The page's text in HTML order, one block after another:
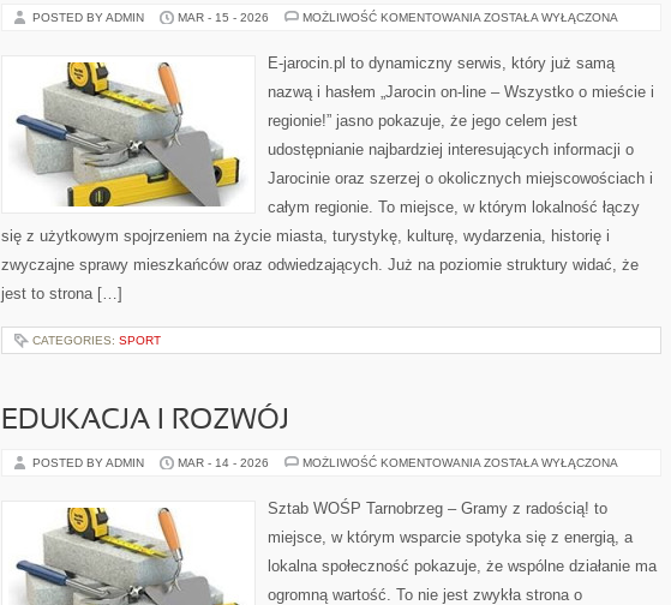
POSTED BY ADMIN MAR - 15 - 2026 MOŻLIWOŚĆ KOMENTOWANIA OSTRÓW
ZOSTAŁA WYŁĄCZONA
E-jarocin.pl to dynamiczny serwis, który już samą
nazwą i hasłem „Jarocin on-line – Wszystko o mieście i
regionie!” jasno pokazuje, że jego celem jest
udostępnianie najbardziej interesujących informacji o
Jarocinie oraz szerzej o okolicznych miejscowościach i
całym regionie. To miejsce, w którym lokalność łączy
się z użytkowym spojrzeniem na życie miasta, turystykę, kulturę, wydarzenia, historię i
zwyczajne sprawy mieszkańców oraz odwiedzających. Już na poziomie struktury widać, że
jest to strona […]
CATEGORIES: SPORT
EDUKACJA I ROZWÓJ
POSTED BY ADMIN MAR - 14 - 2026 MOŻLIWOŚĆ KOMENTOWANIA EDUKACJA
ZOSTAŁA WYŁĄCZONA
Sztab WOŚP Tarnobrzeg – Gramy z radością! to
miejsce, w którym wsparcie spotyka się z energią, a
lokalna społeczność pokazuje, że wspólne działanie ma
ogromną wartość. To nie jest zwykła strona o